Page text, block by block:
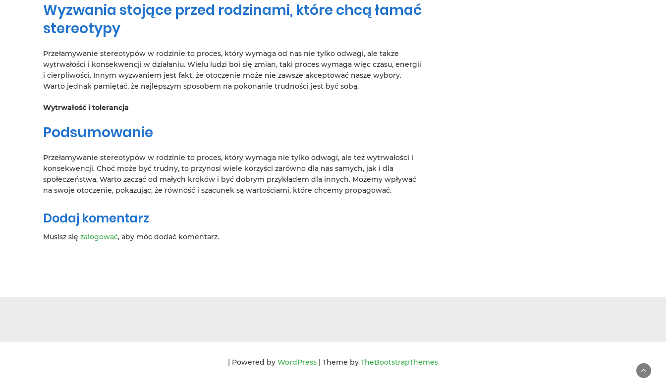
Wyzwania stojące przed rodzinami, które chcą łamać
stereotypy
Przełamywanie stereotypów w rodzinie to proces, który wymaga od nas nie tylko odwagi, ale także
wytrwałości i konsekwencji w działaniu. Wielu ludzi boi się zmian, taki proces wymaga więc czasu, energii
i cierpliwości. Innym wyzwaniem jest fakt, że otoczenie może nie zawsze akceptować nasze wybory.
Warto jednak pamiętać, że najlepszym sposobem na pokonanie trudności jest być sobą.
Wytrwałość i tolerancja
Podsumowanie
Przełamywanie stereotypów w rodzinie to proces, który wymaga nie tylko odwagi, ale też wytrwałości i
konsekwencji. Choć może być trudny, to przynosi wiele korzyści zarówno dla nas samych, jak i dla
społeczeństwa. Warto zacząć od małych kroków i być dobrym przykładem dla innych. Możemy wpływać
na swoje otoczenie, pokazując, że równość i szacunek są wartościami, które chcemy propagować.
Dodaj komentarz
Musisz się zalogować, aby móc dodać komentarz.
| Powered by WordPress | Theme by TheBootstrapThemes